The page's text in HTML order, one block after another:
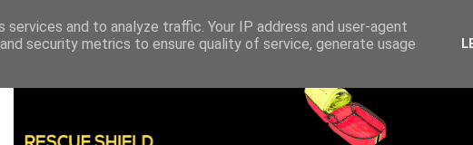
and to analyze traffic. Your IP address and user-agent
security metrics to ensure quality of service, generate usage